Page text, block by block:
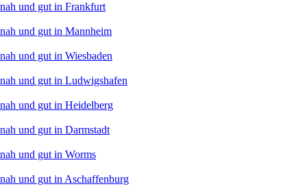
nah und gut in Frankfurt
nah und gut in Mannheim
nah und gut in Wiesbaden
nah und gut in Ludwigshafen
nah und gut in Heidelberg
nah und gut in Darmstadt
nah und gut in Worms
nah und gut in Aschaffenburg